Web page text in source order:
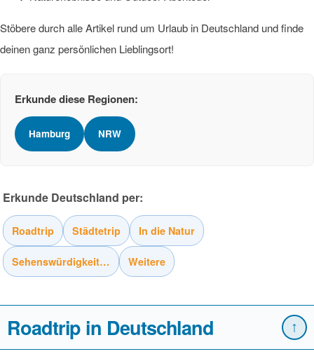
Stöbere durch alle Artikel rund um Urlaub in Deutschland und finde
deinen ganz persönlichen Lieblingsort!
Erkunde diese Regionen:
Hamburg NRW
Erkunde Deutschland per:
Roadtrip Städtetrip In die Natur
Sehenswürdigkeiten Weitere
Roadtrip in Deutschland ↑